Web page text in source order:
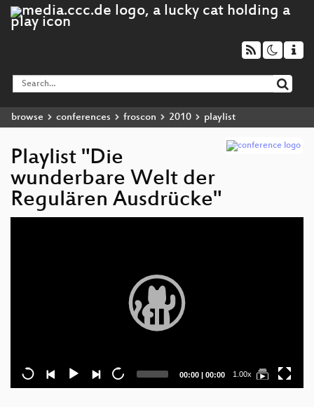
browse conferences froscon 2010 playlist
Playlist "Die
wunderbare Welt der
Regulären Ausdrücke"
Current
00:00 | Total
00:00 1.00x